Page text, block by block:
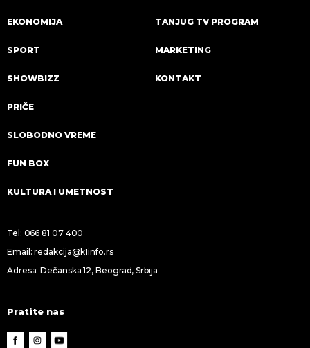
EKONOMIJA
SPORT
SHOWBIZZ
PRIČE
SLOBODNO VREME
FUN BOX
KULTURA I UMETNOST
TANJUG TV PROGRAM
MARKETING
KONTAKT
Tel: 066 81 07 400
Email:redakcija@k1info.rs
Adresa: Dečanska 12, Beograd, Srbija
Pratite nas